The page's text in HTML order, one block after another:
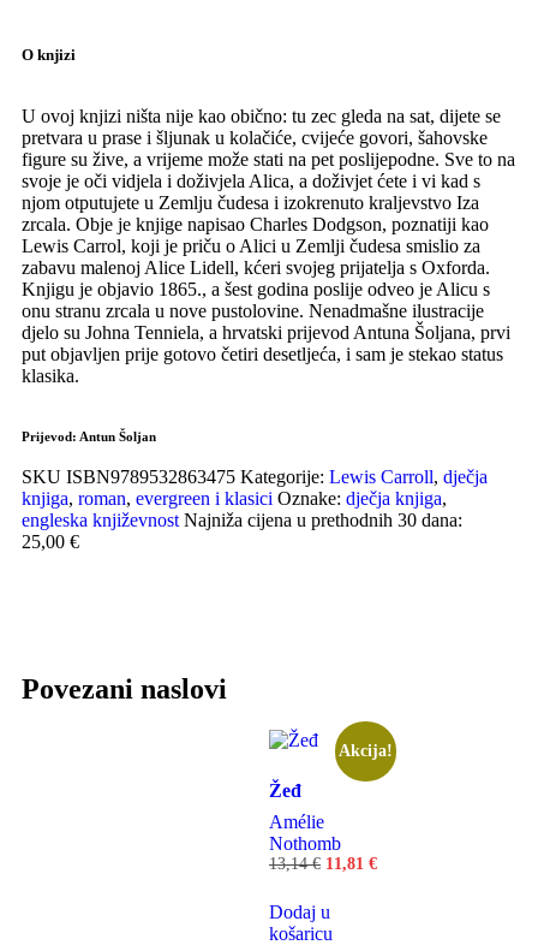
O knjizi
U ovoj knjizi ništa nije kao obično: tu zec gleda na sat, dijete se
pretvara u prase i šljunak u kolačiće, cvijeće govori, šahovske
figure su žive, a vrijeme može stati na pet poslijepodne. Sve to na
svoje je oči vidjela i doživjela Alica, a doživjet ćete i vi kad s
njom otputujete u Zemlju čudesa i izokrenuto kraljevstvo Iza
zrcala. Obje je knjige napisao Charles Dodgson, poznatiji kao
Lewis Carrol, koji je priču o Alici u Zemlji čudesa smislio za
zabavu malenoj Alice Lidell, kćeri svojeg prijatelja s Oxforda.
Knjigu je objavio 1865., a šest godina poslije odveo je Alicu s
onu stranu zrcala u nove pustolovine. Nenadmašne ilustracije
djelo su Johna Tenniela, a hrvatski prijevod Antuna Šoljana, prvi
put objavljen prije gotovo četiri desetljeća, i sam je stekao status
klasika.
Prijevod: Antun Šoljan
SKU ISBN9789532863475 Kategorije: Lewis Carroll, dječja
knjiga, roman, evergreen i klasici Oznake: dječja knjiga,
engleska književnost Najniža cijena u prethodnih 30 dana:
25,00 €
Povezani naslovi
Akcija!
Žeđ
Amélie
Nothomb
13,14€ 11,81 €
Dodaj u
košaricu